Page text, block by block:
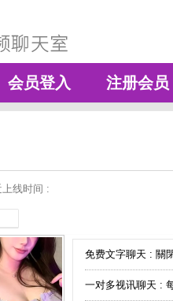
会员登入 注册会员
上线时间 :
免费文字聊天 : 關
一对多视讯聊天 :